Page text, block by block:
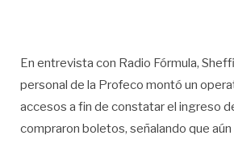
En entrevista con Radio Fórmula,
personal de la Profeco montó un
accesos a fin de constatar el ingreso
compraron boletos, señalando que